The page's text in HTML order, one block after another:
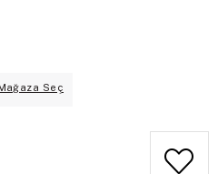
Seç